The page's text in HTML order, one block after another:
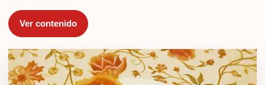
Ver contenido